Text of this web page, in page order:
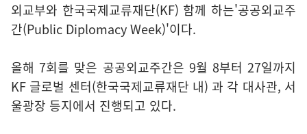
외교부와 한국국제교류재단(KF) 함께 하는'공공외교주
간(Public Diplomacy Week)'이다.
올해 7회를 맞은 공공외교주간은 9월 8부터 27일까지
KF 글로벌 센터(한국국제교류재단 내) 과 각 대사관, 서
울광장 등지에서 진행되고 있다.